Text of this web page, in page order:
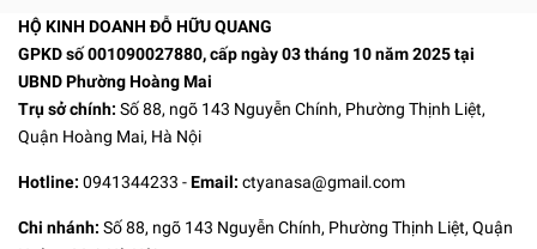
HỘ KINH DOANH ĐỖ HỮU QUANG
GPKD số 001090027880, cấp ngày 03 tháng 10 năm 2025 tại
UBND Phường Hoàng Mai
Trụ sở chính: Số 88, ngõ 143 Nguyễn Chính, Phường Thịnh Liệt,
Quận Hoàng Mai, Hà Nội
Hotline: 0941344233 -Email: ctyanasa@gmail.com
Chi nhánh: Số 88, ngõ 143 Nguyễn Chính, Phường Thịnh Liệt, Quận